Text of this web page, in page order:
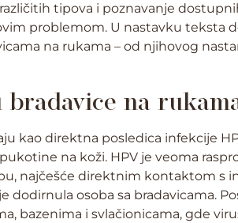
tipova i poznavanje
problemom. U nastavku teksta
na rukama – od njihovog
bradavice na
kao direktna posledica infekcije
na koži. HPV je veoma
najčešće direktnim kontaktom s
dodirnula osoba sa bradavicama.
bazenima i svlačionicama, gde